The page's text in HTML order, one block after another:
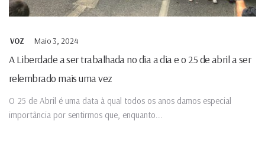
VOZ Maio 3, 2024
A Liberdade a ser trabalhada no dia a dia e o 25 de abril a ser
relembrado mais uma vez
O 25 de Abril é uma data à qual todos os anos damos especial
importância por sentirmos que, enquanto...